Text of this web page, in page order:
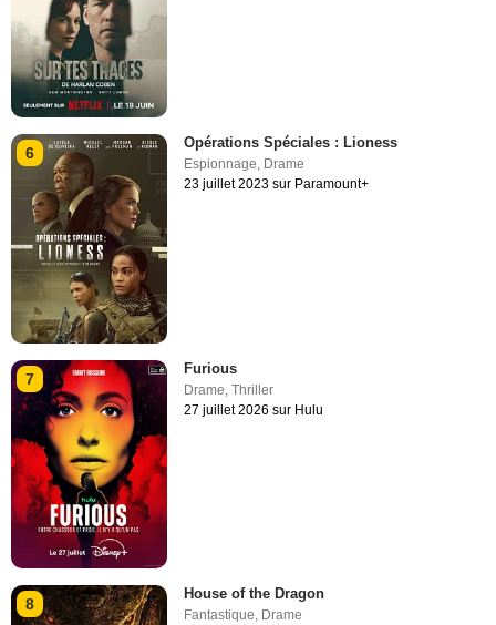
6
Opérations Spéciales : Lioness
Espionnage, Drame
23 juillet 2023 sur Paramount+
7
Furious
Drame ,Thriller
27 juillet 2026 sur Hulu
8
House of the Dragon
Fantastique, Drame